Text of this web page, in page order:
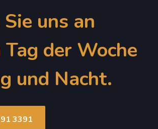
uns an
der Woche
und Nacht.
3391